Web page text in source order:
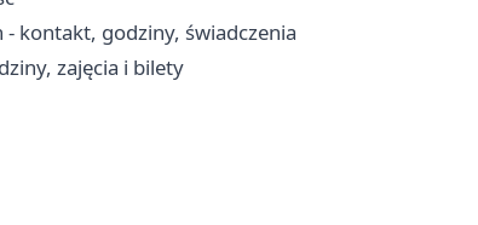
- kontakt, godziny, świadczenia
zajęcia i bilety